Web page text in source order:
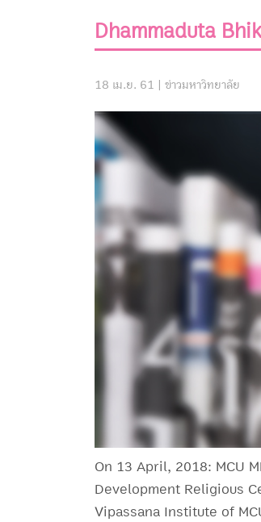
Dhammaduta
18 เม.ย. 61 | ข่าวมหาวิทยาลัย
On 13 April, 2018: MCU
Development Religious
Vipassana Institute of